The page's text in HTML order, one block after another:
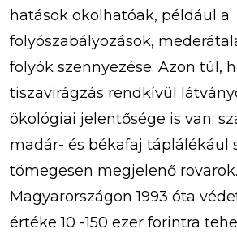
hatások okolhatóak, például a
folyószabályozások,
folyók szennyezése. Azon túl,
tiszavirágzás rendkívül
ökológiai jelentősége is van:
madár- és békafaj táplálékául
tömegesen megjelenő
Magyarországon 1993 óta
értéke 10 -150 ezer forintra